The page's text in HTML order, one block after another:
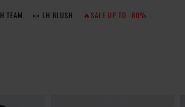
TEAM 🍬 LH BLUSH 🔥SALE UP TO -80%